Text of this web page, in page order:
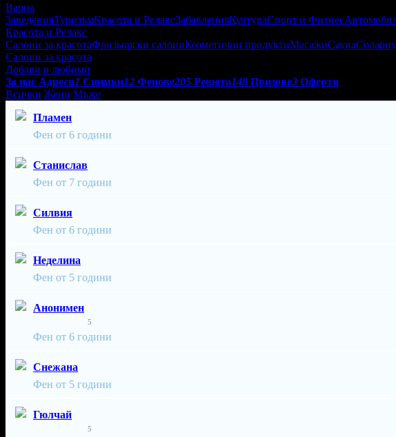
Варна
ЗаведенияТуризъмКрасота и РелаксЗабавленияКултураСпорт и Фитнес
Красота и Релакс
Салони за красотаФризьорски салониКозметични продуктиМасажиСауна
Салони за красота
Добави в любими
За нас Адреси1 Снимки12 Фенове205 Ревюта148 Призове3 Оферти
Всички Жени Мъже
Пламен
Фен от 6 години
Станислав
Фен от 7 години
Силвия
Фен от 6 години
Неделина
Фен от 5 години
Анонимен
5
Фен от 6 години
Снежана
Фен от 5 години
Гюлчай
5